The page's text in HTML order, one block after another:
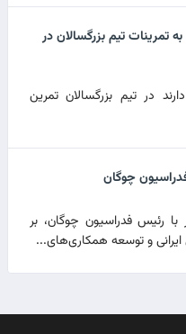
تمرینات تیم بزرگسالان در
در تیم بزرگسالان تمرین
چوگان
با رئیس فدراسیون چوگان، بر
و توسعه همکاری‌های...